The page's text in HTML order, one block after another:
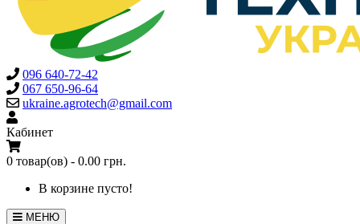
096 640-72-42
067 650-96-64
ukraine.agrotech@gmail.com
Кабинет
0 товар(ов) - 0.00 грн.
В корзине пусто!
МЕНЮ